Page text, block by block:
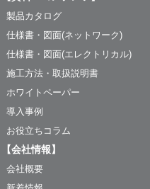
製品カタログ
仕様書・図面(ネットワーク)
仕様書・図面(エレクトリカル)
施工方法・取扱説明書
ホワイトペーパー
導入事例
お役立ちコラム
【会社情報】
会社概要